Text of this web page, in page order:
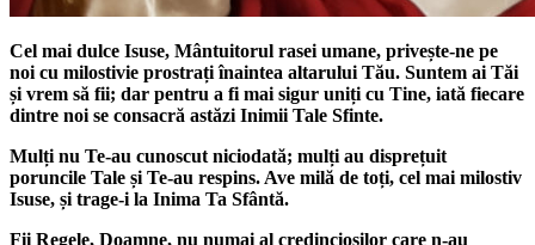
Cel mai dulce Isuse, Mântuitorul rasei umane, privește-ne pe
noi cu milostivie prostrați înaintea altarului Tău. Suntem ai Tăi
și vrem să fii; dar pentru a fi mai sigur uniți cu Tine, iată fiecare
dintre noi se consacră astăzi Inimii Tale Sfinte.
Mulți nu Te-au cunoscut niciodată; mulți au disprețuit
poruncile Tale și Te-au respins. Ave milă de toți, cel mai milostiv
Isuse, și trage-i la Inima Ta Sfântă.
Fii Regele, Doamne, nu numai al credincioșilor care n-au